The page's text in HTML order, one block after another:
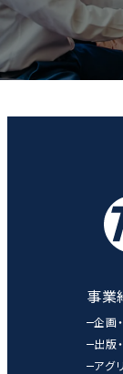
事業
企画
出版
アグ